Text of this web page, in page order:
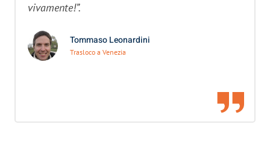
vivamente!”.
Tommaso Leonardini
Trasloco a Venezia